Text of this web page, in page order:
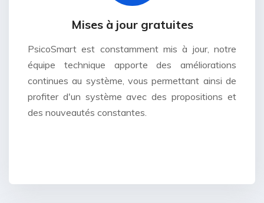
Mises à jour gratuites
PsicoSmart est constamment mis à jour, notre
équipe technique apporte des améliorations
continues au système, vous permettant ainsi de
profiter d'un système avec des propositions et
des nouveautés constantes.